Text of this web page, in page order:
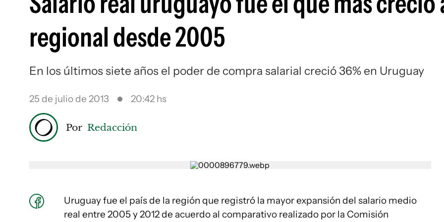
regional desde 2005
En los últimos siete años el poder de compra salarial creció 36% en Uruguay
25 de julio de 2013 20:42 hs
Por Redacción
Uruguay fue el país de la región que registró la mayor expansión del salario medio
real entre 2005 y 2012 de acuerdo al comparativo realizado por la Comisión